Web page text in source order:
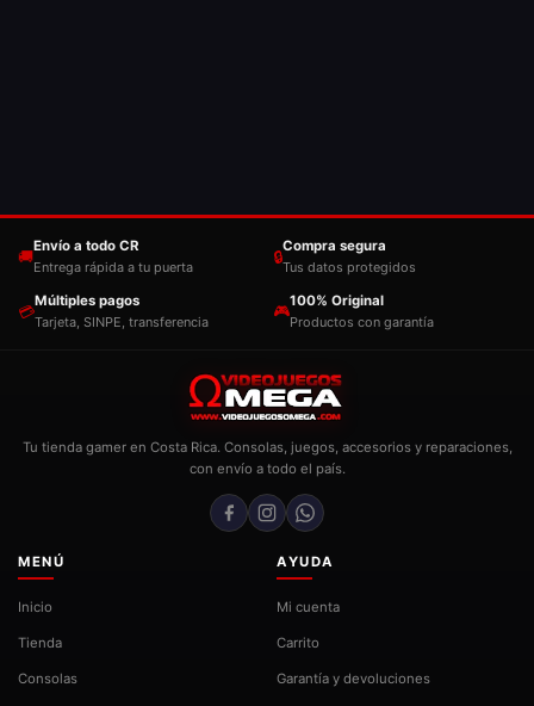
🚚
Envío a todo CR
Entrega rápida a tu puerta
🔒
Compra segura
Tus datos protegidos
💳
Múltiples pagos
Tarjeta, SINPE, transferencia
🎮
100% Original
Productos con garantía
Tu tienda gamer en Costa Rica. Consolas, juegos, accesorios y reparaciones,
con envío a todo el país.
MENÚ
Inicio
Tienda
Consolas
AYUDA
Mi cuenta
Carrito
Garantía y devoluciones